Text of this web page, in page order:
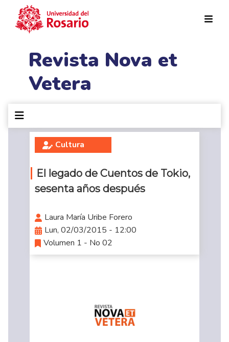
Revista Nova et
Vetera
Cultura
El legado de Cuentos de Tokio,
sesenta años después
Laura María Uribe Forero
Lun, 02/03/2015 - 12:00
Volumen 1 - No 02